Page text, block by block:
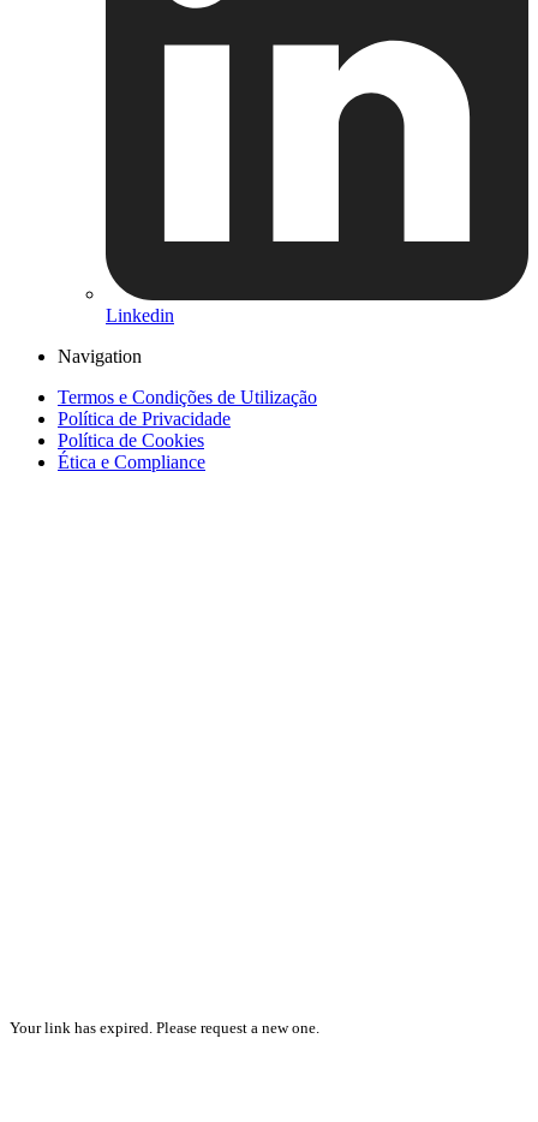
Linkedin
Navigation
Termos e Condições de Utilização
Política de Privacidade
Política de Cookies
Ética e Compliance
Your link has expired. Please request a new one.